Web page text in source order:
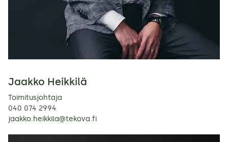
Jaakko Heikkilä
Toimitusjohtaja
040 074 2994
jaakko.heikkila@tekova.fi